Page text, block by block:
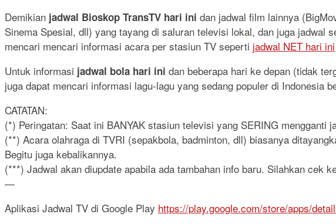
Demikian jadwal Bioskop TransTV hari ini dan jadwal film lainnya
Sinema Spesial, dll) yang tayang di saluran televisi lokal, dan juga jadwal
mencari mencari informasi acara per stasiun TV seperti jadwal NET hari ini
Untuk informasi jadwal bola hari ini dan beberapa hari ke depan (tidak
juga dapat mencari informasi lagu-lagu yang sedang populer di Indonesia
CATATAN:
(*) Peringatan: Saat ini BANYAK stasiun televisi yang SERING mengganti
(**) Acara olahraga di TVRI (sepakbola, badminton, dll) biasanya
Begitu juga kebalikannya.
(***) Jadwal akan diupdate apabila ada tambahan info baru. Silahkan cek
—
Aplikasi Jadwal TV di Google Play https://play.google.com/store/apps/